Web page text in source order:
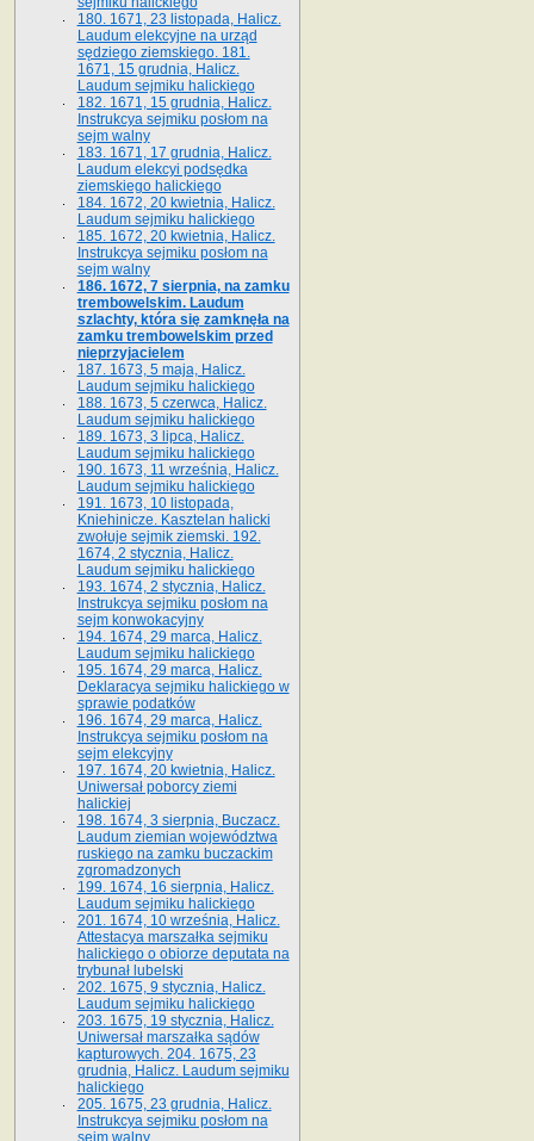
180. 1671, 23 listopada, Halicz.
Laudum elekcyjne na urząd
sędziego ziemskiego. 181.
1671, 15 grudnia, Halicz.
Laudum sejmiku halickiego
182. 1671, 15 grudnia, Halicz.
Instrukcya sejmiku posłom na
sejm walny
183. 1671, 17 grudnia, Halicz.
Laudum elekcyi podsędka
ziemskiego halickiego
184. 1672, 20 kwietnia, Halicz.
Laudum sejmiku halickiego
185. 1672, 20 kwietnia, Halicz.
Instrukcya sejmiku posłom na
sejm walny
186. 1672, 7 sierpnia, na zamku
trembowelskim. Laudum
szlachty, która się zamknęła na
zamku trembowelskim przed
nieprzyjacielem
187. 1673, 5 maja, Halicz.
Laudum sejmiku halickiego
188. 1673, 5 czerwca, Halicz.
Laudum sejmiku halickiego
189. 1673, 3 lipca, Halicz.
Laudum sejmiku halickiego
190. 1673, 11 września, Halicz.
Laudum sejmiku halickiego
191. 1673, 10 listopada,
Kniehinicze. Kasztelan halicki
zwołuje sejmik ziemski. 192.
1674, 2 stycznia, Halicz.
Laudum sejmiku halickiego
193. 1674, 2 stycznia, Halicz.
Instrukcya sejmiku posłom na
sejm konwokacyjny
194. 1674, 29 marca, Halicz.
Laudum sejmiku halickiego
195. 1674, 29 marca, Halicz.
Deklaracya sejmiku halickiego w
sprawie podatków
196. 1674, 29 marca, Halicz.
Instrukcya sejmiku posłom na
sejm elekcyjny
197. 1674, 20 kwietnia, Halicz.
Uniwersał poborcy ziemi
halickiej
198. 1674, 3 sierpnia, Buczacz.
Laudum ziemian województwa
ruskiego na zamku buczackim
zgromadzonych
199. 1674, 16 sierpnia, Halicz.
Laudum sejmiku halickiego
201. 1674, 10 września, Halicz.
Attestacya marszałka sejmiku
halickiego o obiorze deputata na
trybunał lubelski
202. 1675, 9 stycznia, Halicz.
Laudum sejmiku halickiego
203. 1675, 19 stycznia, Halicz.
Uniwersał marszałka sądów
kapturowych. 204. 1675, 23
grudnia, Halicz. Laudum sejmiku
halickiego
205. 1675, 23 grudnia, Halicz.
Instrukcya sejmiku posłom na
sejm walny